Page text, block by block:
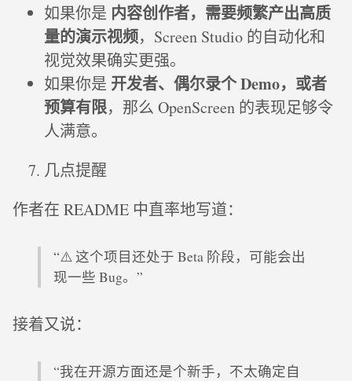
如果你是 内容创作者，需要频繁产出高质
量的演示视频，Screen Studio 的自动化和
视觉效果确实更强。
如果你是 开发者、偶尔录个 Demo，或者
预算有限，那么 OpenScreen 的表现足够令
人满意。
几点提醒
作者在 README 中直率地写道：
“⚠️ 这个项目还处于 Beta 阶段，可能会出
现一些 Bug。”
接着又说：
“我在开源方面还是个新手，不太确定自